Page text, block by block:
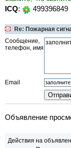
ICQ: 499396849
Re: Пожарная
Сообщение,
телефон, имя
Email
Объявление
Действия на